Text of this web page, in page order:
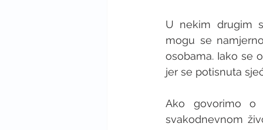
U nekim drugim
mogu se
osobama. Iako se
jer se potisnuta
Ako govorimo o
svakodnevnom